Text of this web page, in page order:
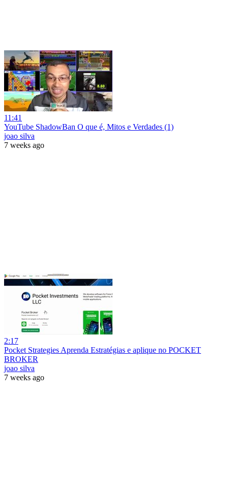
11:41
YouTube ShadowBan O que é, Mitos e Verdades (1)
joao silva
7 weeks ago
2:17
Pocket Strategies Aprenda Estratégias e aplique no POCKET
BROKER
joao silva
7 weeks ago